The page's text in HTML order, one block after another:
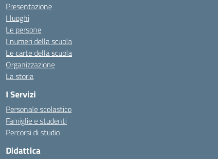
Presentazione
I luoghi
Le persone
I numeri della scuola
Le carte della scuola
Organizzazione
La storia
I Servizi
Personale scolastico
Famiglie e studenti
Percorsi di studio
Didattica